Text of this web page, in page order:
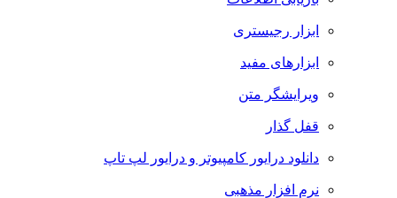
ابزار رجیستری
ابزارهای مفید
ویرایشگر متن
قفل گذار
دانلود درایور کامپیوتر و درایور لپ تاپ
نرم افزار مذهبی